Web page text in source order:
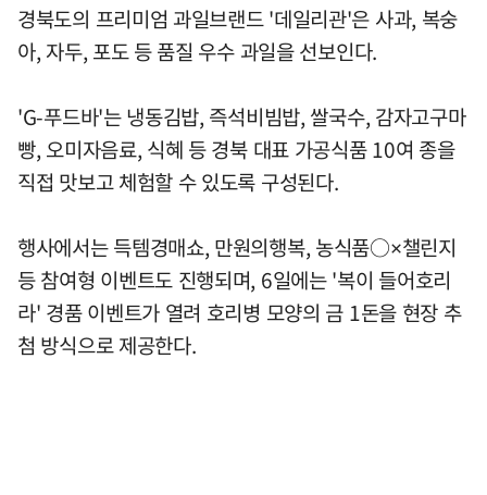
경북도의 프리미엄 과일브랜드 '데일리관'은 사과, 복숭
아, 자두, 포도 등 품질 우수 과일을 선보인다.
'G-푸드바'는 냉동김밥, 즉석비빔밥, 쌀국수, 감자고구마
빵, 오미자음료, 식혜 등 경북 대표 가공식품 10여 종을
직접 맛보고 체험할 수 있도록 구성된다.
행사에서는 득템경매쇼, 만원의행복, 농식품○×챌린지
등 참여형 이벤트도 진행되며, 6일에는 '복이 들어호리
라' 경품 이벤트가 열려 호리병 모양의 금 1돈을 현장 추
첨 방식으로 제공한다.